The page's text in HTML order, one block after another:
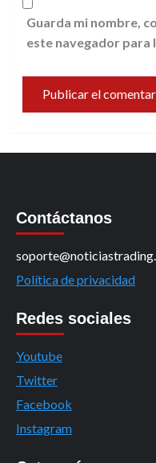
Guarda mi nombre,
este navegador para
Contáctanos
Política de privacidad
Redes sociales
Youtube
Twitter
Facebook
Instagram